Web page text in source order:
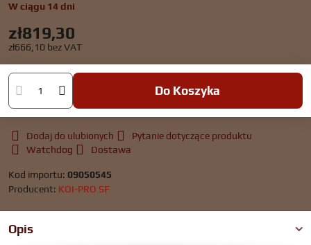
W ciągu 14 dni
zł819,30
zł666,10 bez VAT
Do Koszyka
Dodaj do ulubionych
Pytanie dotyczące produktu
Watchdog
Dostawa
Kod importu: 09050545
Producent: KOI-PRO SF
Opis